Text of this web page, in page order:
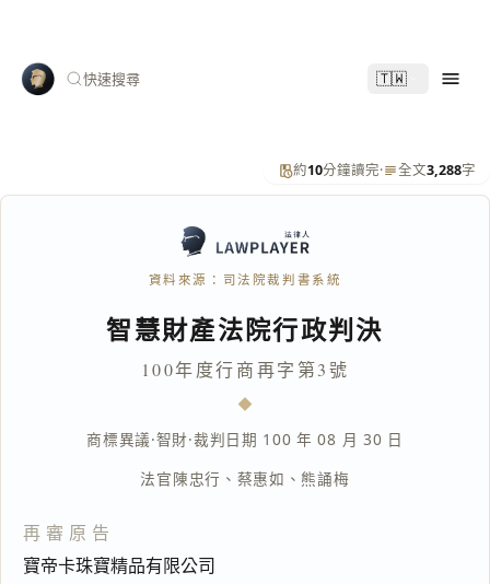
快速搜尋 🇹🇼
約10分鐘讀完· 全文3,288字
資料來源：司法院裁判書系統
智慧財產法院行政判決
100年度行商再字第3號
商標異議·智財·裁判日期 100 年 08 月 30 日
法官陳忠行 、 蔡惠如 、 熊誦梅
再審原告
寶帝卡珠寶精品有限公司